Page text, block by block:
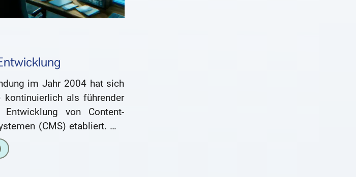
im Jahr 2004 hat sich
kontinuierlich als führender
von Content-
(CMS) etabliert. Mit
Verständnis für die
Webseitengestaltung